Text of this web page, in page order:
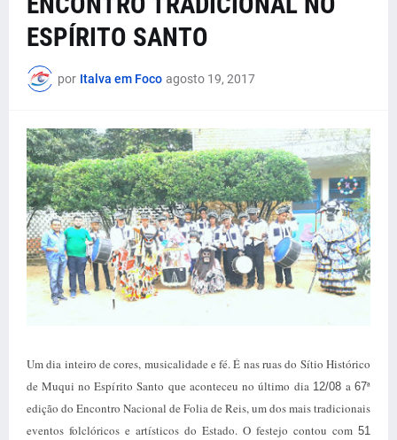
ESPÍRITO SANTO
por Italva em Foco agosto 19, 2017
Um dia inteiro de cores, musicalidade e fé. É nas ruas do Sítio Histórico
de Muqui no Espírito Santo que aconteceu no último dia 12/08 a67ª
edição do Encontro Nacional de Folia de Reis, um dos mais tradicionais
eventos folclóricos e artísticos do Estado. O festejo contou com 51